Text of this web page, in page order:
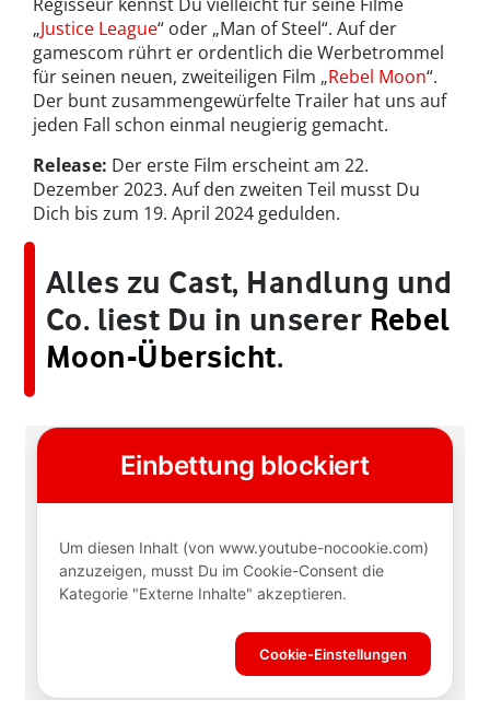
„Justice League“ oder „Man of Steel“. Auf der
gamescom rührt er ordentlich die Werbetrommel
für seinen neuen, zweiteiligen Film „Rebel Moon“.
Der bunt zusammengewürfelte Trailer hat uns auf
jeden Fall schon einmal neugierig gemacht.
Release: Der erste Film erscheint am 22.
Dezember 2023. Auf den zweiten Teil musst Du
Dich bis zum 19. April 2024 gedulden.
Alles zu Cast, Handlung und
Co. liest Du in unserer Rebel
Moon-Übersicht.